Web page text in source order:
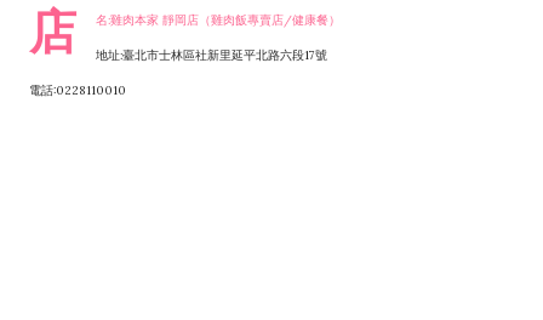
店 名:雞肉本家 靜岡店（雞肉飯專賣店/健康餐）
地址:臺北市士林區社新里延平北路六段17號
電話:0228110010